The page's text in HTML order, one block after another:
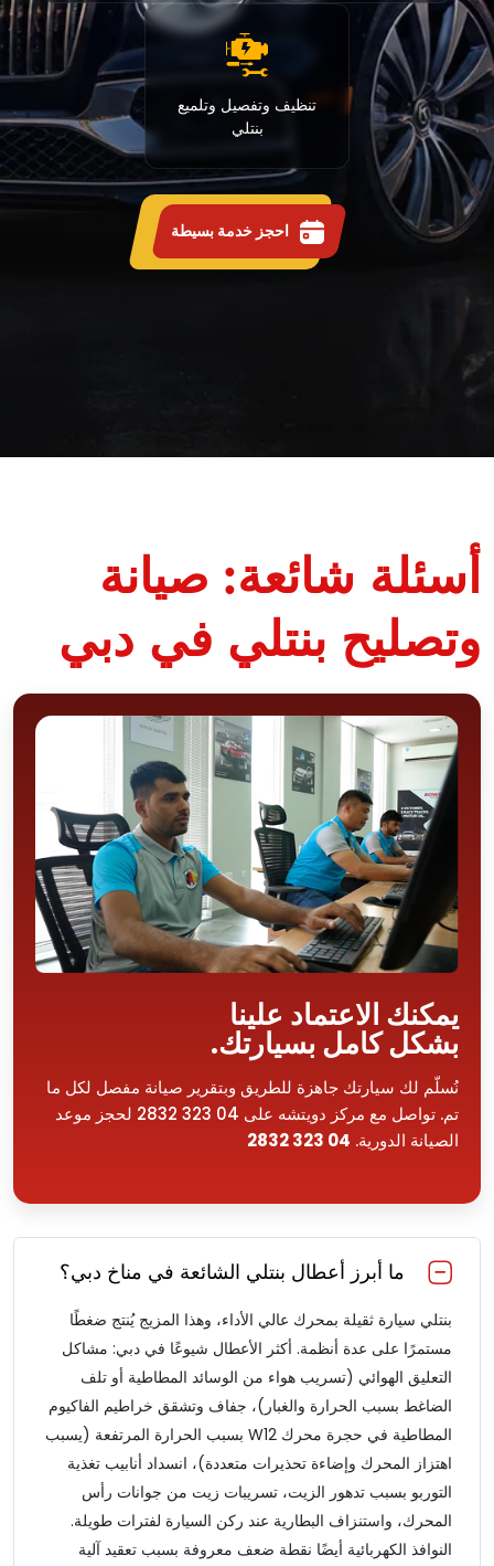
تنظيف وتفصيل وتلميع
بنتلي
احجز خدمة بسيطة
أسئلة شائعة: صيانة
وتصليح بنتلي في دبي
ما أبرز أعطال بنتلي الشائعة في مناخ دبي؟
بنتلي سيارة ثقيلة بمحرك عالي الأداء، وهذا المزيج يُنتج ضغطًا
مستمرًا على عدة أنظمة. أكثر الأعطال شيوعًا في دبي: مشاكل
التعليق الهوائي (تسريب هواء من الوسائد المطاطية أو تلف
الضاغط بسبب الحرارة والغبار)، جفاف وتشقق خراطيم الفاكيوم
المطاطية في حجرة محرك W12 بسبب الحرارة المرتفعة (يسبب
اهتزاز المحرك وإضاءة تحذيرات متعددة)، انسداد أنابيب تغذية
التوربو بسبب تدهور الزيت، تسريبات زيت من جوانات رأس
المحرك، واستنزاف البطارية عند ركن السيارة لفترات طويلة.
النوافذ الكهربائية أيضًا نقطة ضعف معروفة بسبب تعقيد آلية
يمكنك الاعتماد علينا
بشكل كامل بسيارتك.
نُسلّم لك سيارتك جاهزة للطريق وبتقرير صيانة مفصل لكل ما
تم. تواصل مع مركز دويتشه على 04 323 2832 لحجز موعد
الصيانة الدورية. 04 323 2832